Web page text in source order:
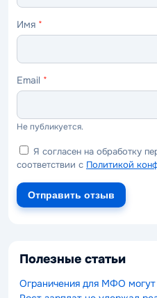
Имя *
Email *
Не публикуется.
Я согласен на обработку
соответствии с Политикой
Отправить отзыв
Полезные статьи
Ограничения для МФО